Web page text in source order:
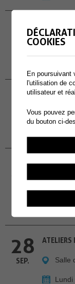
18
SEP. Cour
19
SEP. Site
24 REPAS
Salle
3,
28
SEP. Salle
Lundi
COOKIES
En poursuivant
l'utilisation de
utilisateur et
Vous pouvez
du bouton ci-